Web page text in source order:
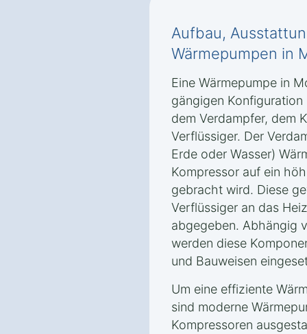
Aufbau,
Wärmepumpen in
Eine Wärmepumpe in
gängigen
dem Verdampfer, dem
Verflüssiger. Der
Erde oder Wasser)
Kompressor auf ein
gebracht wird. Diese
Verflüssiger an das
abgegeben. Abhängig
werden diese
und Bauweisen
Um eine effiziente
sind moderne
Kompressoren